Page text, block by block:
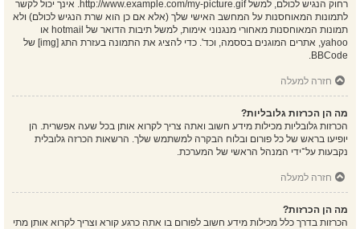
רחוק הנגיש לכולם, למשל http://www.example.com/my-picture.gif. אינך יכול לקשר
לתמונות המאוחסנות על המחשב האישי שלך (אלא אם כן הוא שרת הנגיש לכולם) ולא
תמונות המאוחסנות מאחורי מנגנוני אימות, למשל תיבות הדואר של hotmail או
yahoo, אתרים המוגנים בססמה, וכד'. כדי להציג את התמונה בעזרת התג [img] של
BBCode.
חזרה למעלה
מה הן הכרזות גלובליות?
הכרזות גלובליות מכילות מידע חשוב ואתה צריך לקרוא אותן בכל שעה אפשרית. הן
יופיעו בראש של כל פורום ובלוח הבקרה למשתמש שלך. הרשאות הכרזה גלובלית
נקבעות על־ידי המנהל הראשי של המערכת.
חזרה למעלה
מה הן הכרזות?
הכרזות בדרך כלל מכילות מידע חשוב לפורום בו אתה כרגע קורא וצריך לקרוא אותן מתי